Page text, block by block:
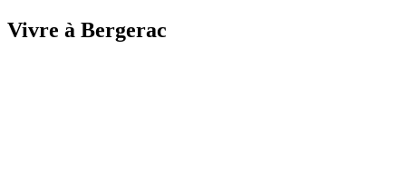
Vivre à Bergerac